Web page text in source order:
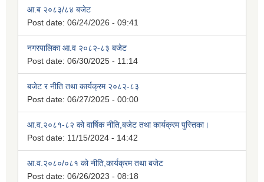
आ.ब २०८३/८४ बजेट
Post date: 06/24/2026 - 09:41
नगरपालिका आ.व २०८२-८३ बजेट
Post date: 06/30/2025 - 11:14
बजेट र नीति तथा कार्यक्रम २०८२-८३
Post date: 06/27/2025 - 00:00
आ.व.२०८१-८२ को वार्षिक नीति,बजेट तथा कार्यक्रम पुस्तिका।
Post date: 11/15/2024 - 14:42
आ.व.२०८०/०८१ को नीति,कार्यक्रम तथा बजेट
Post date: 06/26/2023 - 08:18